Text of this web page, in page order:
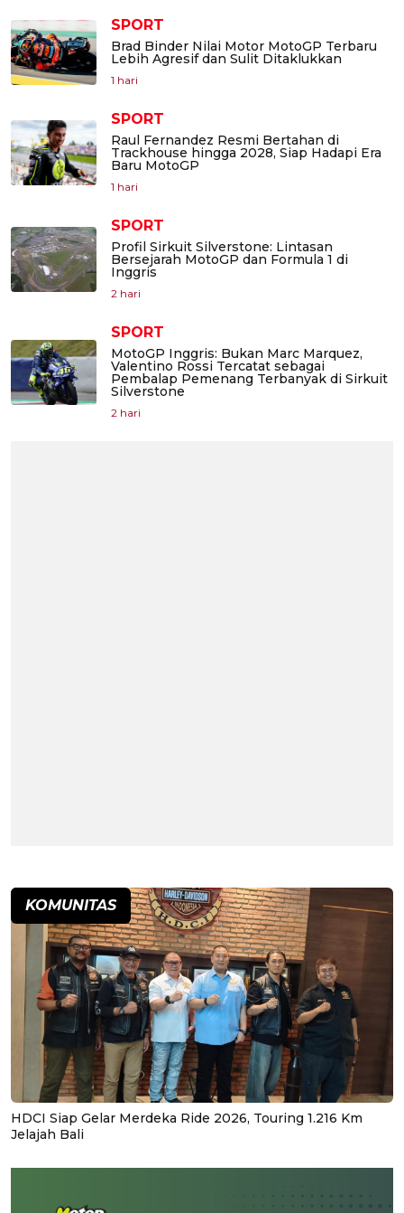
SPORT
Brad Binder Nilai Motor MotoGP Terbaru
Lebih Agresif dan Sulit Ditaklukkan
1 hari
SPORT
Raul Fernandez Resmi Bertahan di
Trackhouse hingga 2028, Siap Hadapi Era
Baru MotoGP
1 hari
SPORT
Profil Sirkuit Silverstone: Lintasan
Bersejarah MotoGP dan Formula 1 di
Inggris
2 hari
SPORT
MotoGP Inggris: Bukan Marc Marquez,
Valentino Rossi Tercatat sebagai
Pembalap Pemenang Terbanyak di Sirkuit
Silverstone
2 hari
KOMUNITAS
HDCI Siap Gelar Merdeka Ride 2026, Touring 1.216 Km
Jelajah Bali